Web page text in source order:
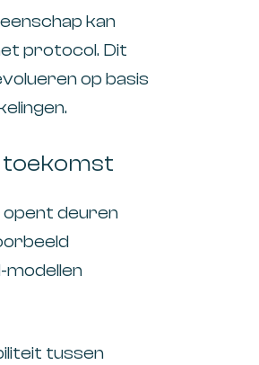
kan
protocol. Dit
op basis
toekomst
deuren
tussen